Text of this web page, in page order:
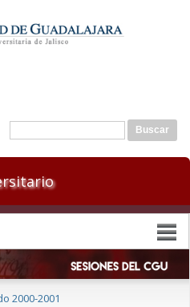
Formulario de búsqueda
Buscar
2000-2001